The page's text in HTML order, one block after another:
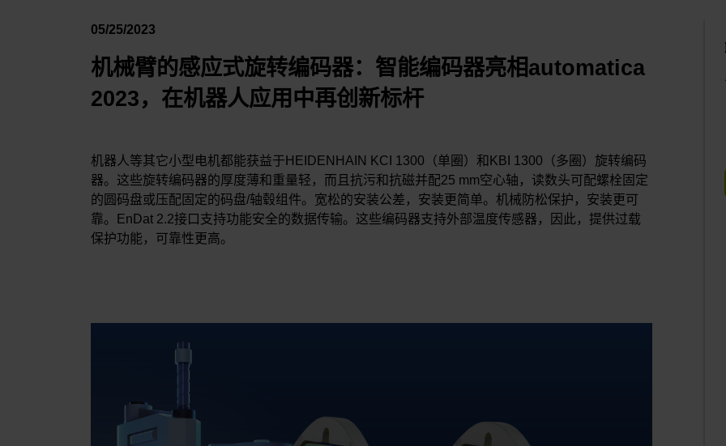
05/25/2023
机械臂的感应式旋转编码器：智能编码器亮相automatica
2023，在机器人应用中再创新标杆
机器人等其它小型电机都能获益于HEIDENHAIN KCI 1300（单圈）和KBI 1300（多圈）旋转编码
器。这些旋转编码器的厚度薄和重量轻，而且抗污和抗磁并配25 mm空心轴，读数头可配螺栓固定
的圆码盘或压配固定的码盘/轴毂组件。宽松的安装公差，安装更简单。机械防松保护，安装更可
靠。EnDat 2.2接口支持功能安全的数据传输。这些编码器支持外部温度传感器，因此，提供过载
保护功能，可靠性更高。